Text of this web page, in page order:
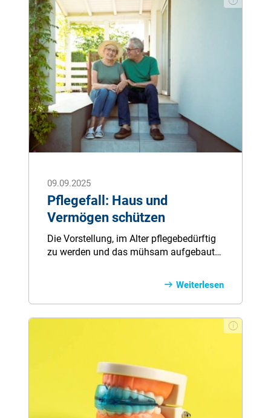
gibt und warum ein genauer Blick in den
Vertrag so wichtig ist.
09.09.2025
Pflegefall: Haus und
Vermögen schützen
Die Vorstellung, im Alter pflegebedürftig
zu werden und das mühsam aufgebaute
Haus – für die hohen Pflegekosten
aufbrauchen zu müssen, ist für viele
Menschen eine große Sorge. Die Kosten
für eine stationäre Pflege können schnell
deckt nur einen Bruchteil davon ab. Der
Rest muss aus eigener Tasche bezahlt
werden. Doch es gibt Wege und
Strategien, wie Sie Ihr Haus und Ihr
Vermögen im Pflegefall schützen können,
Weiterlesen